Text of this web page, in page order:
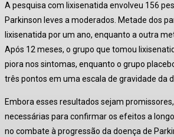
A pesquisa com lixisenatida envolveu 156
Parkinson leves a moderados. Metade dos
lixisenatida por um ano, enquanto a outra
Após 12 meses, o grupo que tomou
piora nos sintomas, enquanto o grupo
três pontos em uma escala de gravidade da
Embora esses resultados sejam
necessárias para confirmar os efeitos a
no combate à progressão da doença de